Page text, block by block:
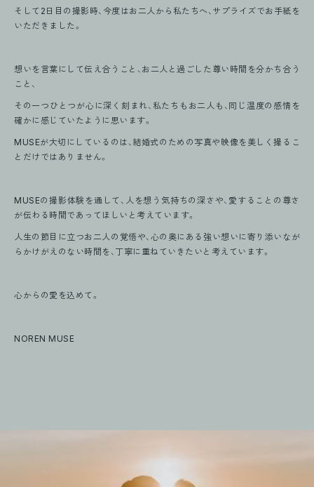
そして2日目の撮影時、今度はお二人から私たちへ、サプライズでお手紙を
いただきました。
想いを言葉にして伝え合うこと、お二人と過ごした尊い時間を分かち合う
こと、
その一つひとつが心に深く刻まれ、私たちもお二人も、同じ温度の感情を
確かに感じていたように思います。
MUSEが大切にしているのは、結婚式のための写真や映像を美しく撮るこ
とだけではありません。
MUSEの撮影体験を通して、人を想う気持ちの深さや、愛することの尊さ
が伝わる時間であってほしいと考えています。
人生の節目に立つお二人の覚悟や、心の奥にある強い想いに寄り添いなが
らかけがえのない時間を、丁寧に重ねていきたいと考えています。
心からの愛を込めて。
NOREN MUSE